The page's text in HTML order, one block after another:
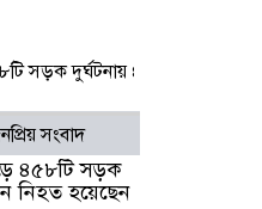
দুর্ঘটনায় ৪১৬ জন নিহত হয়েছেন
সংবাদ
৪৫৮টি সড়ক
নিহত হয়েছেন